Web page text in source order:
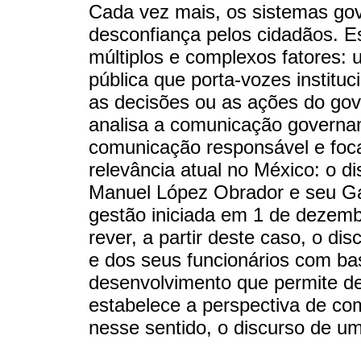
Cada vez mais, os sistemas
desconfiança pelos cidadãos.
múltiplos e complexos fatores:
pública que porta-vozes
as decisões ou as ações do
analisa a comunicação
comunicação responsável e
relevância atual no México: o
Manuel López Obrador e seu
gestão iniciada em 1 de
rever, a partir deste caso, o
e dos seus funcionários com
desenvolvimento que permite
estabelece a perspectiva de
nesse sentido, o discurso de